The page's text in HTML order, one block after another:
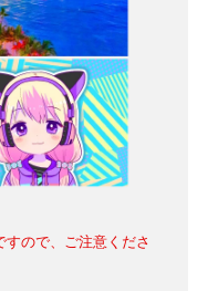
ので、ご注意くださ